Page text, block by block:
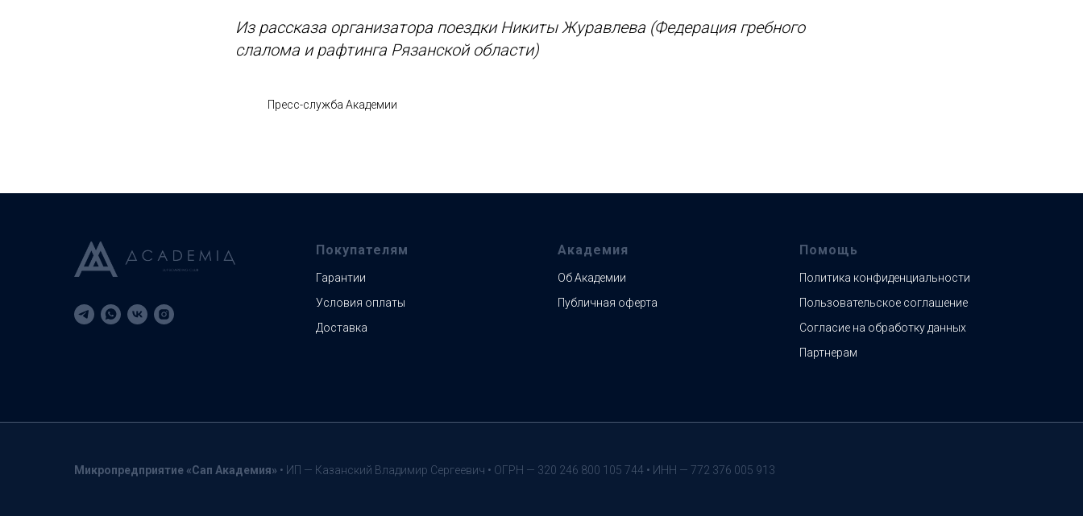
Из рассказа организатора поездки Никиты Журавлева (Федерация гребного
слалома и рафтинга Рязанской области)
Пресс-служба Академии
Покупателям
Гарантии
Условия оплаты
Доставка
Академия
Об Академии
Публичная оферта
Помощь
Политика конфиденциальности
Пользовательское соглашение
Согласие на обработку данных
Партнерам
Микропредприятие «Сап Академия» • ИП — Казанский Владимир Сергеевич • ОГРН — 320 246 800 105 744 • ИНН — 772 376 005 913